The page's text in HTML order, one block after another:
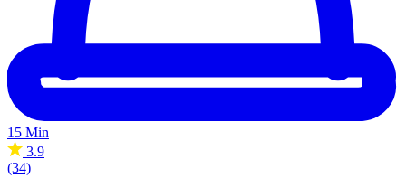
15 Min
3.9
(34)